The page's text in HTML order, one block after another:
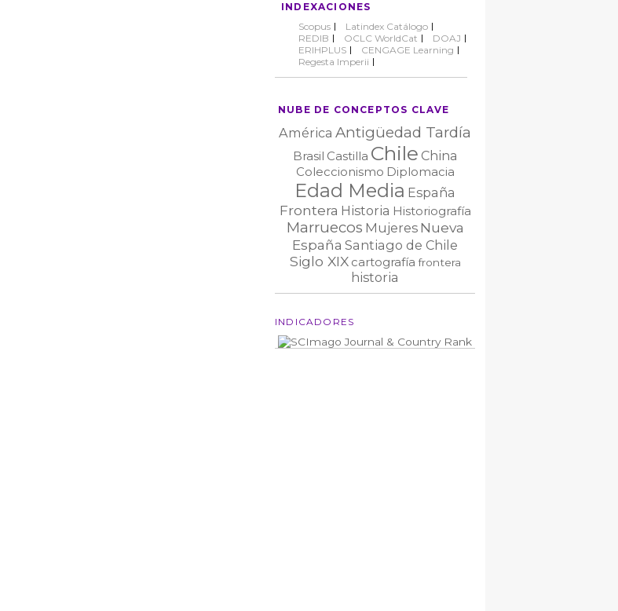
INDEXACIONES
Scopus
Latindex Catálogo
REDIB
OCLC WorldCat
DOAJ
ERIHPLUS
CENGAGE Learning
Regesta Imperii
NUBE DE CONCEPTOS CLAVE
América Antigüedad Tardía
Brasil Castilla Chile China
Coleccionismo Diplomacia
Edad Media España
Frontera Historia Historiografía
Marruecos Mujeres Nueva
España Santiago de Chile
Siglo XIX cartografía frontera
historia
INDICADORES